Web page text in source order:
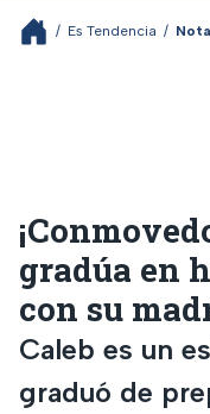
/ Es Tendencia / Nota
gradúa en
con su
Caleb es un
graduó de